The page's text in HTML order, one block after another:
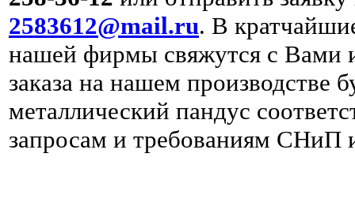
2583612@mail.ru. В
нашей фирмы свяжутся с Вами
заказа на нашем производстве
металлический пандус
запросам и требованиям СНиП